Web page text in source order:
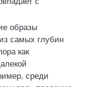
образы
самых глубин
как
среди